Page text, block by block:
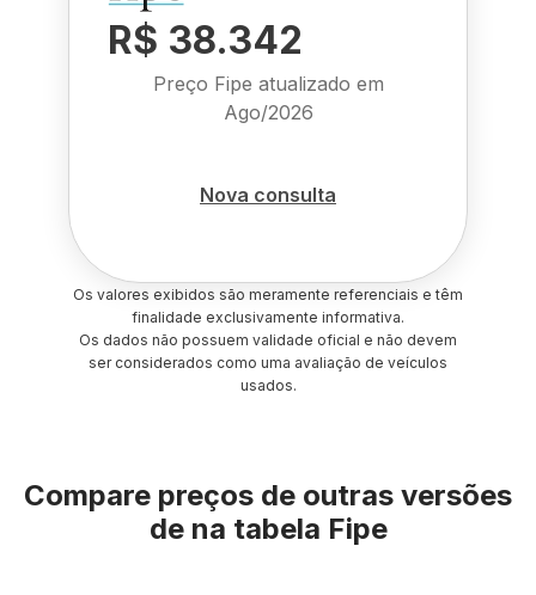
R$ 38.342
Preço Fipe atualizado em
Ago/2026
Nova consulta
Os valores exibidos são meramente referenciais e têm
finalidade exclusivamente informativa.
Os dados não possuem validade oficial e não devem
ser considerados como uma avaliação de veículos
usados.
Compare preços de outras versões
de na tabela Fipe